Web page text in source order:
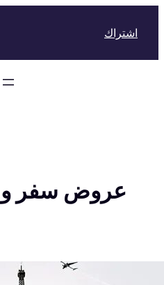
اشتراك
عروض سفر